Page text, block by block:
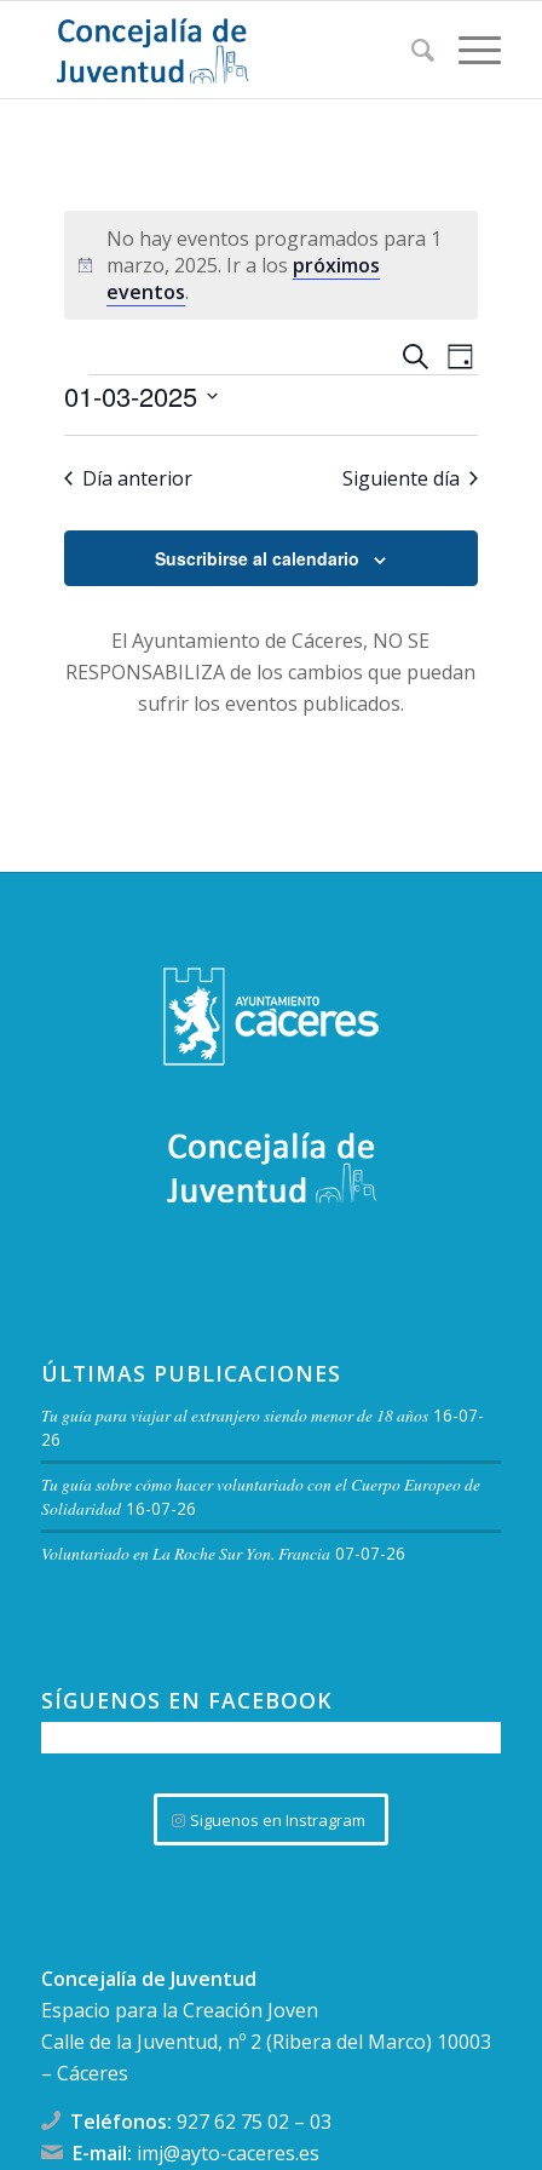
Aviso
No hay eventos programados para 1
marzo, 2025. Ir a los próximos
eventos.
y
vistas
de
Eventos
Buscar
de
de
Día
Eventos
01-03-2025
Seleccionar
Día anterior Siguiente día
Suscribirse al calendario
El Ayuntamiento de Cáceres, NO SE
RESPONSABILIZA de los cambios que puedan
sufrir los eventos publicados.
ÚLTIMAS PUBLICACIONES
Tu guía para viajar al extranjero siendo menor de 18 años 16-07-
26
Tu guía sobre cómo hacer voluntariado con el Cuerpo Europeo de
Solidaridad 16-07-26
Voluntariado en La Roche Sur Yon. Francia 07-07-26
SÍGUENOS EN FACEBOOK
Siguenos en Instragram
Concejalía de Juventud
Espacio para la Creación Joven
Calle de la Juventud, nº 2 (Ribera del Marco) 10003
– Cáceres
Teléfonos: 927 62 75 02 – 03
E-mail: imj@ayto-caceres.es